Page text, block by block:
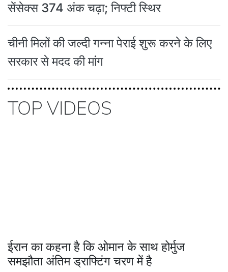
सेंसेक्स 374 अंक चढ़ा; निफ्टी स्थिर
चीनी मिलों की जल्दी गन्ना पेराई शुरू करने के लिए
सरकार से मदद की मांग
TOP VIDEOS
ईरान का कहना है कि ओमान के साथ होर्मुज
समझौता अंतिम ड्राफ्टिंग चरण में है